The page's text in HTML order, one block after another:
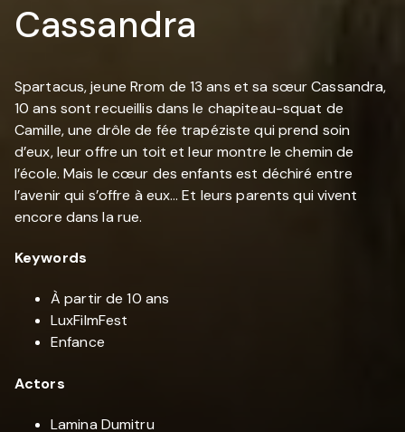
Cassandra
Spartacus, jeune Rrom de 13 ans et sa sœur Cassandra,
10 ans sont recueillis dans le chapiteau-squat de
Camille, une drôle de fée trapéziste qui prend soin
d’eux, leur offre un toit et leur montre le chemin de
l’école. Mais le cœur des enfants est déchiré entre
l’avenir qui s’offre à eux… Et leurs parents qui vivent
encore dans la rue.
Keywords
À partir de 10 ans
LuxFilmFest
Enfance
Actors
Lamina Dumitru